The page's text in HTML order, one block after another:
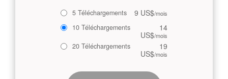
5 Téléchargements 9 US$/mois
10 Téléchargements 14
US$/mois
20 Téléchargements 19
US$/mois